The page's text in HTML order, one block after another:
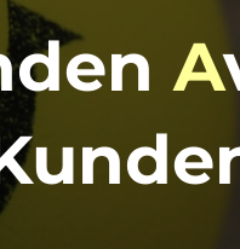
A